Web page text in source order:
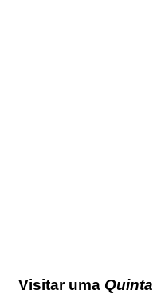
Visitar uma Quinta